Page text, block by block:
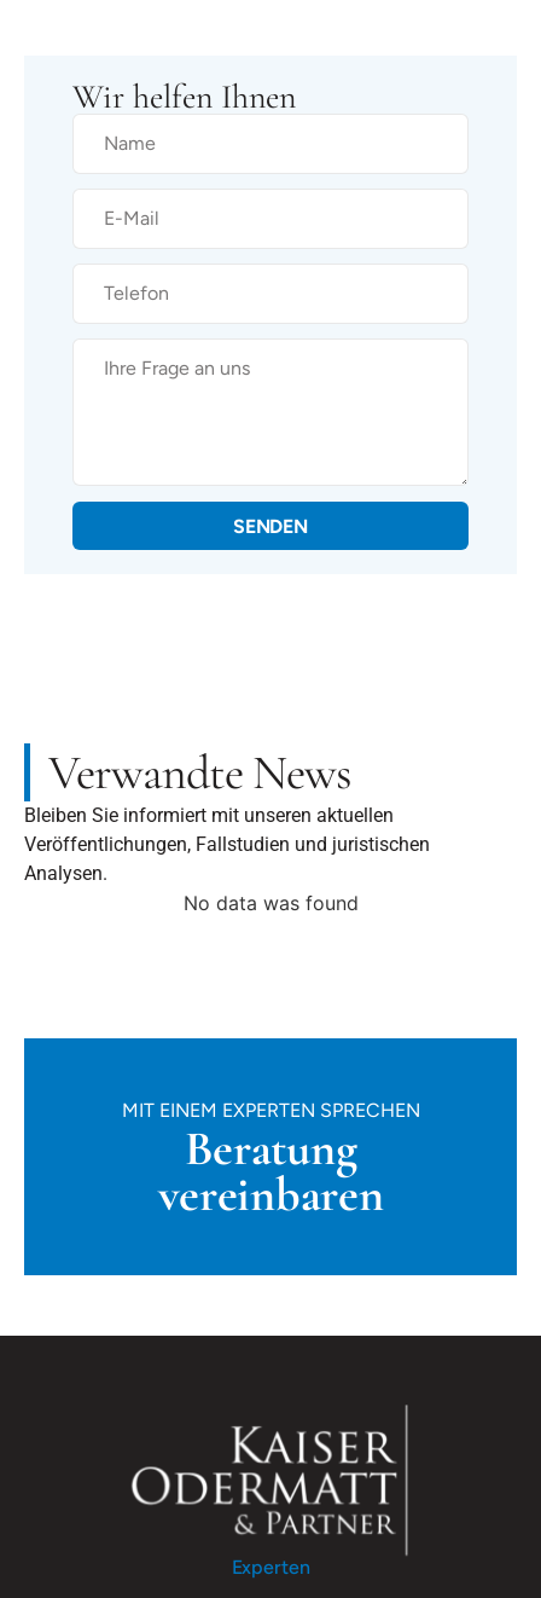
Wir helfen Ihnen
SENDEN
Verwandte News
Bleiben Sie informiert mit unseren aktuellen
Veröffentlichungen, Fallstudien und juristischen
Analysen.
No data was found
MIT EINEM EXPERTEN SPRECHEN
Beratung
vereinbaren
Experten